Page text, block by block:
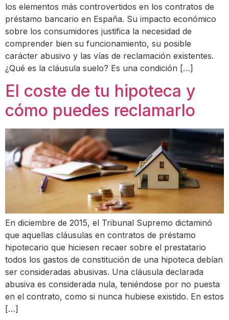
los elementos más controvertidos en los contratos de
préstamo bancario en España. Su impacto económico
sobre los consumidores justifica la necesidad de
comprender bien su funcionamiento, su posible
carácter abusivo y las vías de reclamación existentes.
¿Qué es la cláusula suelo? Es una condición […]
El coste de tu hipoteca y
cómo puedes reclamarlo
En diciembre de 2015, el Tribunal Supremo dictaminó
que aquellas cláusulas en contratos de préstamo
hipotecario que hiciesen recaer sobre el prestatario
todos los gastos de constitución de una hipoteca debían
ser consideradas abusivas. Una cláusula declarada
abusiva es considerada nula, teniéndose por no puesta
en el contrato, como si nunca hubiese existido. En estos
[…]